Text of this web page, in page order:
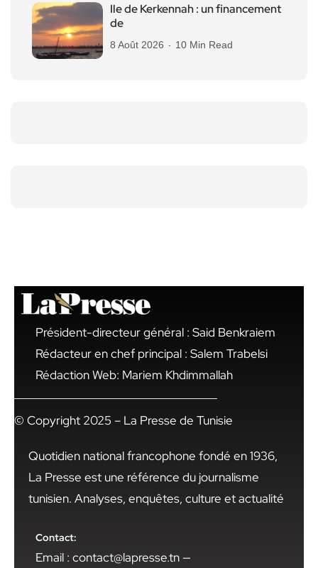
Ile de Kerkennah : un financement
de
8 Août 2026 10 Min Read
Président-directeur général : Said Benkraiem
Rédacteur en chef principal : Salem Trabelsi
Rédaction Web: Mariem Khdimmallah
© Copyright 2025 – La Presse de Tunisie
Quotidien national francophone fondé en 1936,
La Presse est une référence du journalisme
tunisien. Analyses, enquêtes, culture et actualité
Contact:
Email : contact@lapresse.tn —